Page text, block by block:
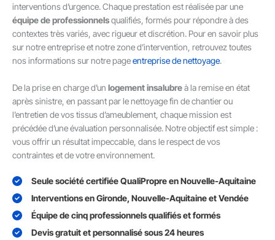
interventions d’urgence. Chaque prestation est réalisée par une
équipe de professionnelsqualifiés, formés pour répondre à des
contextes très variés, avec rigueur et discrétion. Pour en savoir plus
sur notre entreprise et notre zone d’intervention, retrouvez toutes
nos informations sur notre pageentreprise de nettoyage.
De la prise en charge d’un logement insalubreà la remise en état
après sinistre, en passant par le nettoyage fin de chantier ou
l’entretien de vos tissus d’ameublement, chaque mission est
précédée d’une évaluation personnalisée. Notre objectif est simple :
vous offrir un résultat impeccable, dans le respect de vos
contraintes et de votre environnement.
Seule société certifiée QualiPropre en Nouvelle-Aquitaine
Interventions en Gironde, Nouvelle-Aquitaine et Vendée
Équipe de cinq professionnels qualifiés et formés
Devis gratuit et personnalisé sous 24 heures